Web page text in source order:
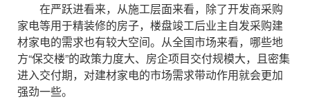
在严跃进看来，从施工层面来看，除了开发商采购
家电等用于精装修的房子，楼盘竣工后业主自发采购建
材家电的需求也有较大空间。从全国市场来看，哪些地
方“保交楼”的政策力度大、房企项目交付规模大，且密集
进入交付期，对建材家电的市场需求带动作用就会更加
强劲一些。